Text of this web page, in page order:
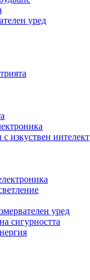
уред
изкуствен интелект
уред
сигурността